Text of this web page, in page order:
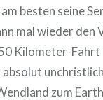
besten seine
mal wieder
Kilometer-Fahrt
zum